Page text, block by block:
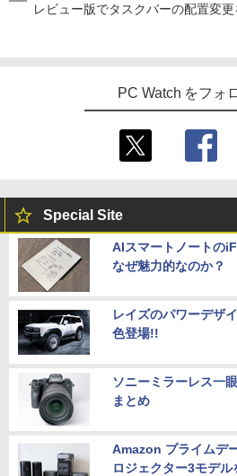
レビュー版でタスクバーの配置変
PC Watch をフォ
Special Site
AIスマートノートの
なぜ魅力的なのか？
レイズのパワーデザ
色登場!!
ソニーミラーレス一
まとめ
Amazon プライムデ
ロジェクター3モデル